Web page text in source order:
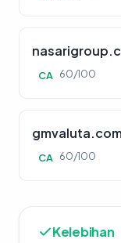
CA 60/100
CA 60/100
Kelebihan